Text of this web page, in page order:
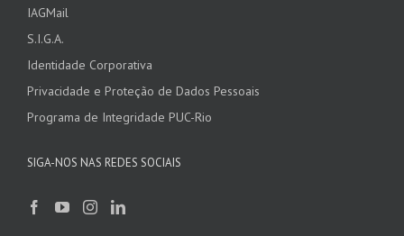
IAGMail
S.I.G.A.
Identidade Corporativa
Privacidade e Proteção de Dados Pessoais
Programa de Integridade PUC-Rio
SIGA-NOS NAS REDES SOCIAIS